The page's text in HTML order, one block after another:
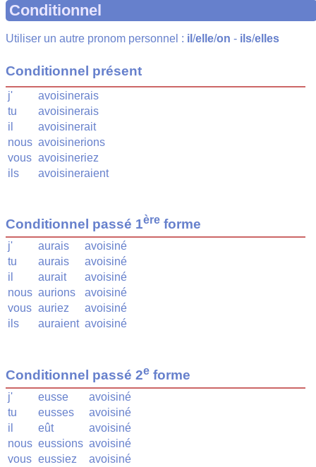
Conditionnel
Utiliser un autre pronom personnel : il /elle/on - ils/elles
Conditionnel présent
j'
avoisinerais
tu
avoisinerais
il
avoisinerait
nous avoisinerions
vous avoisineriez
ils
avoisineraient
Conditionnel passé 1ère forme
j' aurais
avoisiné
tu
aurais
avoisiné
il
aurait
avoisiné
nous aurions
avoisiné
vous auriez
avoisiné
ils
auraient avoisiné
Conditionnel passé 2e forme
j' eusse
avoisiné
tu
eusses
avoisiné
il
eût
avoisiné
nous eussions avoisiné
vous eussiez
avoisiné